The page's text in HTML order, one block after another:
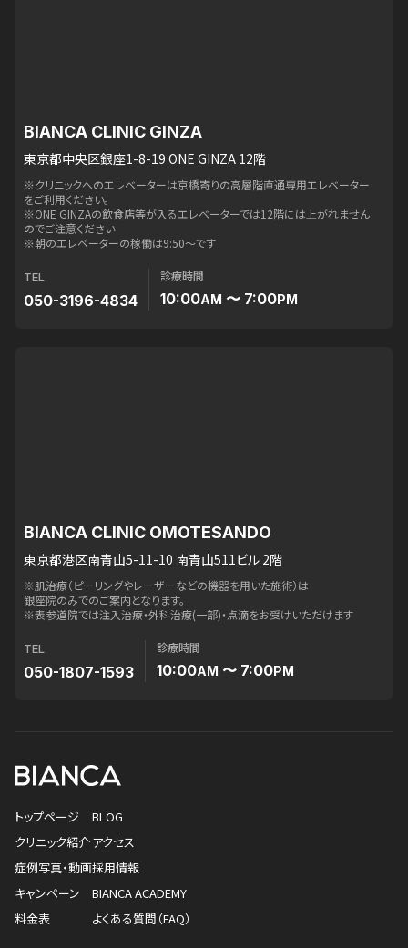
BIANCA CLINIC GINZA
東京都中央区銀座1-8-19 ONE GINZA 12階
※クリニックへのエレベーターは京橋寄りの高層階直通専用エレベーター
をご利用ください。
※ONE GINZAの飲食店等が入るエレベーターでは12階には上がれません
のでご注意ください
※朝のエレベーターの稼働は9:50〜です
TEL
050-3196-4834
診療時間
10:00AM 〜 7:00PM
BIANCA CLINIC OMOTESANDO
東京都港区南青山5-11-10 南青山511ビル 2階
※肌治療（ピーリングやレーザーなどの機器を用いた施術）は
銀座院のみでのご案内となります。
※表参道院では注入治療・外科治療(一部)・点滴をお受けいただけます
TEL
050-1807-1593
診療時間
10:00AM 〜 7:00PM
トップページ
クリニック紹介
症例写真・動画
キャンペーン
料金表
BLOG
アクセス
採用情報
BIANCA ACADEMY
よくある質問（FAQ）